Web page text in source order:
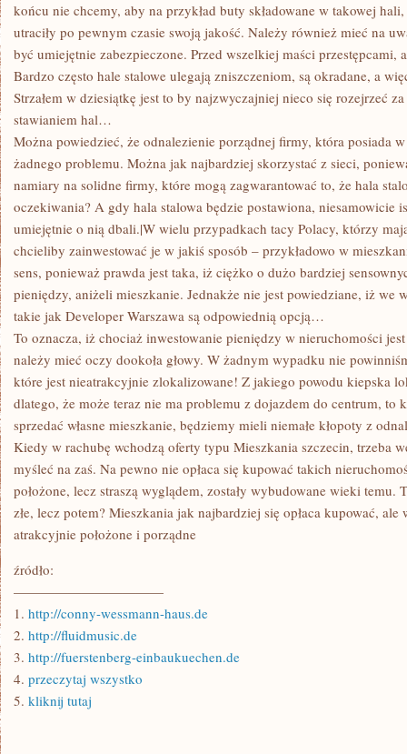
końcu nie chcemy, aby na przykład buty składowane w takowej
utraciły po pewnym czasie swoją jakość. Należy również mieć na
być umiejętnie zabezpieczone. Przed wszelkiej maści przestępcami,
Bardzo często hale stalowe ulegają zniszczeniom, są okradane, a
Strzałem w dziesiątkę jest to by najzwyczajniej nieco się rozejrzeć
stawianiem hal…
Można powiedzieć, że odnalezienie porządnej firmy, która posiada
żadnego problemu. Można jak najbardziej skorzystać z sieci,
namiary na solidne firmy, które mogą zagwarantować to, że hala
oczekiwania? A gdy hala stalowa będzie postawiona, niesamowicie
umiejętnie o nią dbali.|W wielu przypadkach tacy Polacy, którzy
chcieliby zainwestować je w jakiś sposób – przykładowo w
sens, ponieważ prawda jest taka, iż ciężko o dużo bardziej
pieniędzy, aniżeli mieszkanie. Jednakże nie jest powiedziane, iż we
takie jak Developer Warszawa są odpowiednią opcją…
To oznacza, iż chociaż inwestowanie pieniędzy w nieruchomości
należy mieć oczy dookoła głowy. W żadnym wypadku nie
które jest nieatrakcyjnie zlokalizowane! Z jakiego powodu kiepska
dlatego, że może teraz nie ma problemu z dojazdem do centrum, to
sprzedać własne mieszkanie, będziemy mieli niemałe kłopoty z
Kiedy w rachubę wchodzą oferty typu Mieszkania szczecin, trzeba
myśleć na zaś. Na pewno nie opłaca się kupować takich
położone, lecz straszą wyglądem, zostały wybudowane wieki temu.
złe, lecz potem? Mieszkania jak najbardziej się opłaca kupować, ale
atrakcyjnie położone i porządne
źródło:
———————————
1. http://conny-wessmann-haus.de
2. http://fluidmusic.de
3. http://fuerstenberg-einbaukuechen.de
4. przeczytaj wszystko
5. kliknij tutaj